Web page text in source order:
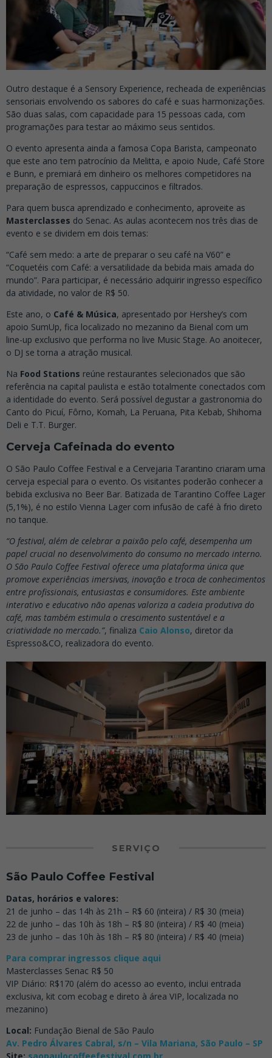
Outro destaque é a Sensory Experience, recheada de experiências
sensoriais envolvendo os sabores do café e suas harmonizações.
São duas salas, com capacidade para 15 pessoas cada, com
programações para testar ao máximo seus sentidos.
O evento apresenta ainda a famosa Copa Barista, campeonato
que este ano tem patrocínio da Melitta, e apoio Nude, Café Store
e Bunn, e premiará em dinheiro os melhores competidores na
preparação de espressos, cappuccinos e filtrados.
Para quem busca aprendizado e conhecimento, aproveite as
Masterclasses do Senac. As aulas acontecem nos três dias de
evento e se dividem em dois temas:
“Café sem medo: a arte de preparar o seu café na V60” e
“Coquetéis com Café: a versatilidade da bebida mais amada do
mundo”. Para participar, é necessário adquirir ingresso específico
da atividade, no valor de R$ 50.
Este ano, o Café & Música, apresentado por Hershey’s com
apoio SumUp, fica localizado no mezanino da Bienal com um
line-up exclusivo que performa no live Music Stage. Ao anoitecer,
o DJ se torna a atração musical.
Na Food Stations reúne restaurantes selecionados que são
referência na capital paulista e estão totalmente conectados com
a identidade do evento. Será possível degustar a gastronomia do
Canto do Picuí, Fôrno, Komah, La Peruana, Pita Kebab, Shihoma
Deli e T.T. Burger.
Cerveja Cafeinada do evento
O São Paulo Coffee Festival e a Cervejaria Tarantino criaram uma
cerveja especial para o evento. Os visitantes poderão conhecer a
bebida exclusiva no Beer Bar. Batizada de Tarantino Coffee Lager
(5,1%), é no estilo Vienna Lager com infusão de café à frio direto
no tanque.
“O festival, além de celebrar a paixão pelo café, desempenha um
papel crucial no desenvolvimento do consumo no mercado interno.
O São Paulo Coffee Festival oferece uma plataforma única que
promove experiências imersivas, inovação e troca de conhecimentos
entre profissionais, entusiastas e consumidores. Este ambiente
interativo e educativo não apenas valoriza a cadeia produtiva do
café, mas também estimula o crescimento sustentável e a
criatividade no mercado.”, finaliza Caio Alonso, diretor da
Espresso&CO, realizadora do evento.
SERVIÇO
São Paulo Coffee Festival
Datas, horários e valores:
21 de junho – das 14h às 21h – R$ 60 (inteira) / R$ 30 (meia)
22 de junho – das 10h às 18h – R$ 80 (inteira) / R$ 40 (meia)
23 de junho – das 10h às 18h – R$ 80 (inteira) / R$ 40 (meia)
Para comprar ingressos clique aqui
Masterclasses Senac R$ 50
VIP Diário: R$170 (além do acesso ao evento, inclui entrada
exclusiva, kit com ecobag e direto à área VIP, localizada no
mezanino)
Local: Fundação Bienal de São Paulo
Av. Pedro Álvares Cabral, s/n – Vila Mariana, São Paulo – SP
Site: saopaulocoffeefestival.com.br